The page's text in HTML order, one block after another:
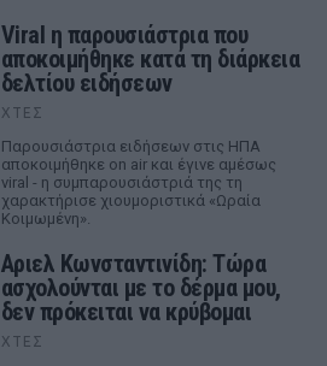
Viral η παρουσιάστρια που
αποκοιμήθηκε κατά τη διάρκεια
δελτίου ειδήσεων
ΧΤΕΣ
Παρουσιάστρια ειδήσεων στις ΗΠΑ
αποκοιμήθηκε on air και έγινε αμέσως
viral - η συμπαρουσιάστριά της τη
χαρακτήρισε χιουμοριστικά «Ωραία
Κοιμωμένη».
Αριελ Κωνσταντινίδη: Τώρα
ασχολούνται με το δέρμα μου,
δεν πρόκειται να κρύβομαι
ΧΤΕΣ